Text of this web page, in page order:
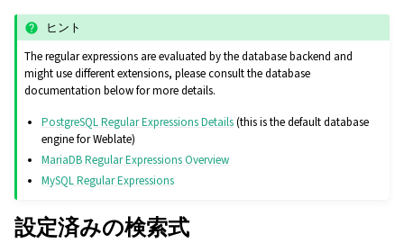
ヒント
The regular expressions are evaluated by the database backend and
might use different extensions, please consult the database
documentation below for more details.
PostgreSQL Regular Expressions Details(this is the default database
engine for Weblate)
MariaDB Regular Expressions Overview
MySQL Regular Expressions
設定済みの検索式